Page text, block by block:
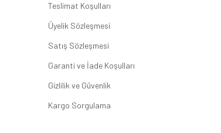
Teslimat Koşulları
Üyelik Sözleşmesi
Satış Sözleşmesi
Garanti ve İade Koşulları
Gizlilik ve Güvenlik
Kargo Sorgulama